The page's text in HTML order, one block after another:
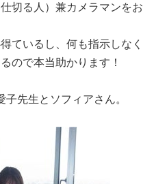
切る人）兼カメラマンをお
ているし、何も指示しなく
ので本当助かります！
先生とソフィアさん。